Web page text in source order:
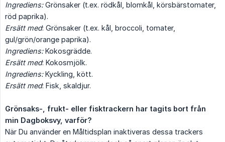
Ingrediens:Grönsaker (t.ex. rödkål, blomkål, körsbärstomater,
röd paprika).
Ersätt med: Grönsaker (t.ex. kål, broccoli, tomater,
gul/grön/orange paprika).
Ingrediens:Kokosgrädde.
Ersätt med: Kokosmjölk.
Ingrediens:Kyckling, kött.
Ersätt med: Fisk, skaldjur.
Grönsaks-, frukt- eller fisktrackern har tagits bort från
min Dagboksvy, varför?
När Du använder en Måltidsplan inaktiveras dessa trackers